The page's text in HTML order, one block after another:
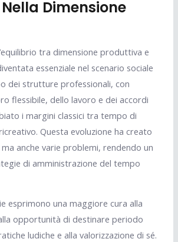
Dimensione
tra dimensione produttiva e
essenziale nel scenario sociale
dei strutture professionali, con
flessibile, dello lavoro e dei accordi
i margini classici tra tempo di
Questa evoluzione ha creato
anche varie problemi, rendendo un
di amministrazione del tempo
esprimono una maggiore cura alla
opportunità di destinare periodo
ludiche e alla valorizzazione di sé.